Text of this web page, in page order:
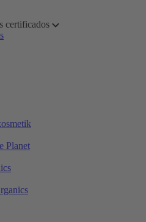
certificados
Planet